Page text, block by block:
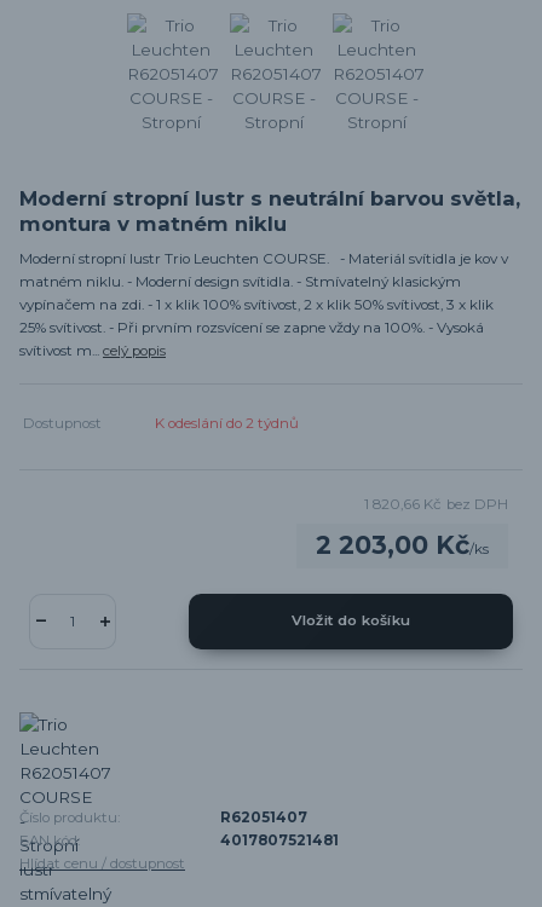
Moderní stropní lustr s neutrální barvou světla,
montura v matném niklu
Moderní stropní lustr Trio Leuchten COURSE. - Materiál svítidla je kov v
matném niklu. - Moderní design svítidla. - Stmívatelný klasickým
vypínačem na zdi. - 1 x klik 100% svítivost, 2 x klik 50% svítivost, 3 x klik
25% svítivost. - Při prvním rozsvícení se zapne vždy na 100%. - Vysoká
svítivost m... celý popis
Dostupnost K odeslání do 2 týdnů
2 203,00 Kč/ks
1 820,66 Kč bez DPH
Vložit do košíku
Číslo produktu:
R62051407
EAN kód:
4017807521481
Hlídat cenu / dostupnost